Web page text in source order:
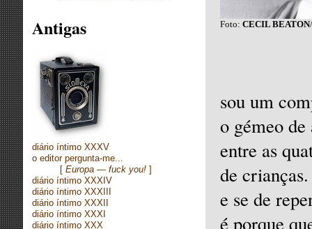
Antigas
diário íntimo XXXV
o editor pergunta-me...
[ Europa — fuck you! ]
diário íntimo XXXIV
diário íntimo XXXIII
diário íntimo XXXII
diário íntimo XXXI
diário íntimo XXX
Foto: CECIL BEATON
sou um
o gémeo
entre as
de crianças.
e se de
é porque